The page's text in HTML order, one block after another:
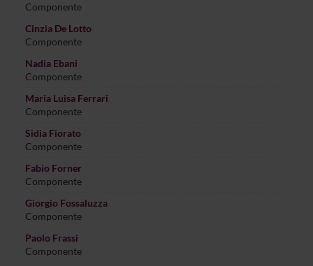
Componente
Cinzia De Lotto
Componente
Nadia Ebani
Componente
Maria Luisa Ferrari
Componente
Sidia Fiorato
Componente
Fabio Forner
Componente
Giorgio Fossaluzza
Componente
Paolo Frassi
Componente